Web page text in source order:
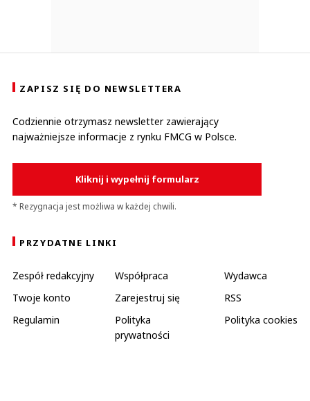
ZAPISZ SIĘ DO NEWSLETTERA
Codziennie otrzymasz newsletter zawierający
najważniejsze informacje z rynku FMCG w Polsce.
Kliknij i wypełnij formularz
* Rezygnacja jest możliwa w każdej chwili.
PRZYDATNE LINKI
Zespół redakcyjny Współpraca
Wydawca
Twoje konto
Zarejestruj się
RSS
Regulamin
Polityka
prywatności
Polityka cookies